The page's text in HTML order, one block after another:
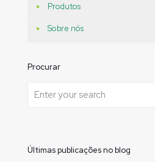
Produtos
Sobre nós
Procurar
Últimas publicações no blog